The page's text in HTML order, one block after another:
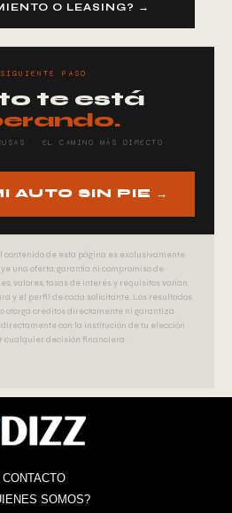
O LEASING? →
PASO
te está
· EL CAMINO MÁS DIRECTO
AUTO SIN PIE →
contenido de esta página es exclusivamente
una oferta, garantía ni compromiso de
valores, tasas de interés y requisitos varían
y el perfil de cada solicitante. Los resultados
otorga créditos directamente ni garantiza
con la institución de tu elección
cualquier decisión financiera.
CONTACTO
SOMOS?